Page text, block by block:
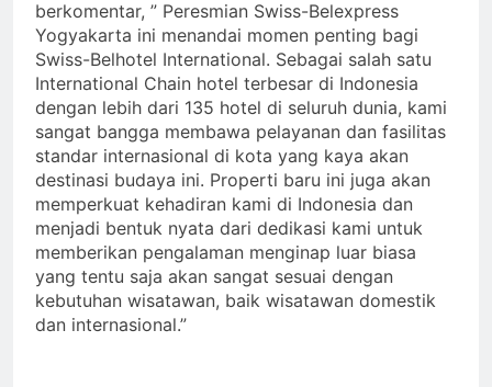
berkomentar, ” Peresmian Swiss-Belexpress
Yogyakarta ini menandai momen penting bagi
Swiss-Belhotel International. Sebagai salah satu
International Chain hotel terbesar di Indonesia
dengan lebih dari 135 hotel di seluruh dunia, kami
sangat bangga membawa pelayanan dan fasilitas
standar internasional di kota yang kaya akan
destinasi budaya ini. Properti baru ini juga akan
memperkuat kehadiran kami di Indonesia dan
menjadi bentuk nyata dari dedikasi kami untuk
memberikan pengalaman menginap luar biasa
yang tentu saja akan sangat sesuai dengan
kebutuhan wisatawan, baik wisatawan domestik
dan internasional.”